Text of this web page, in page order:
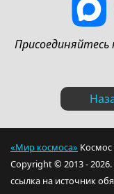
Присоединяйтесь
«Мир космоса» Космос
Copyright © 2013 -
ссылка на источник